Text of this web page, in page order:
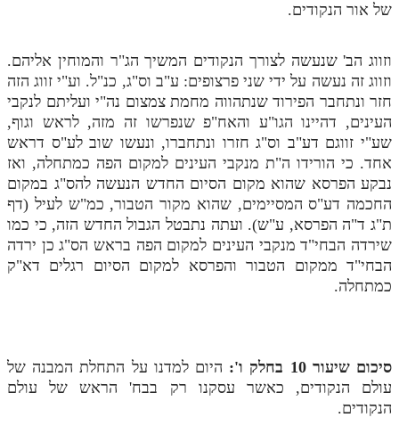
של אור הנקודים.
וזווג הב' שנעשה לצורך הנקודים המשיך הג"ר והמוחין אליהם.
וזווג זה נעשה על ידי שני פרצופים: ע"ב וס"ג, כנ"ל. וע"י זווג הזה
חזר ונתחבר הפירוד שנתהווה מחמת צמצום נה"י ועליתם לנקבי
העינים, דהיינו הגו"ע והאח"פ שנפרשו זה מזה, לראש וגוף,
שע"י זווגם דע"ב וס"ג חזרו ונתחברו, ונעשו שוב לע"ס דראש
אחד. כי הורידו ה"ת מנקבי העינים למקום הפה כמתחלה, ואז
נבקע הפרסא שהוא מקום הסיום החדש הנעשה להס"ג במקום
החכמה דע"ס המסיימים, שהוא מקור הטבור, כמ"ש לעיל (דף
ת"ג ד"ה הפרסא, ע"ש). ועתה נתבטל הגבול החדש הזה, כי כמו
שירדה הבחי"ד מנקבי העינים למקום הפה בראש הס"ג כן ירדה
הבחי"ד ממקום הטבור והפרסא למקום הסיום רגלים דא"ק
כמתחלה.
סיכום שיעור 10 בחלק ו':
היום למדנו על התחלת המבנה של
עולם הנקודים, כאשר עסקנו רק בבח' הראש של עולם
הנקודים.